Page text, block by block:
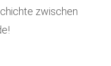
zwischen